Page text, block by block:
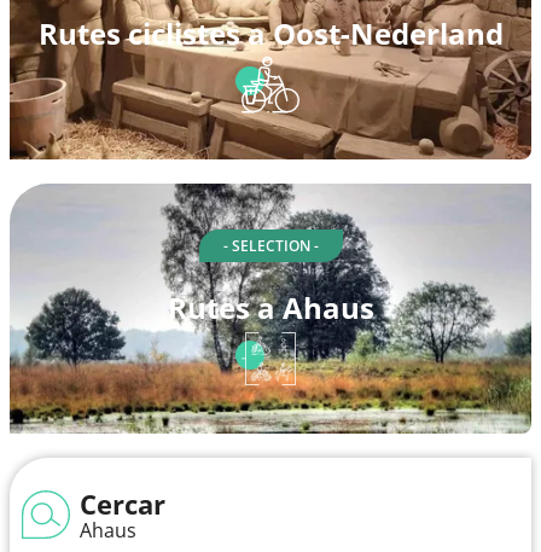
Rutes ciclistes a Oost-Nederland
- SELECTION -
Rutes a Ahaus
Cercar
Ahaus